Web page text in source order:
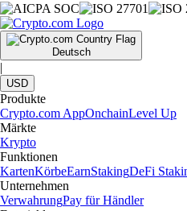
Deutsch
|
USD
Produkte
Crypto.com AppOnchainLevel Up
Märkte
Krypto
Funktionen
KartenKörbeEarnStakingDeFi
Unternehmen
VerwahrungPay für Händler